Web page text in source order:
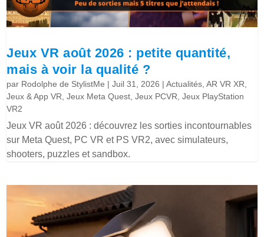
Jeux VR août 2026 : petite quantité,
mais à voir la qualité ?
par Rodolphe de StylistMe |Juil 31, 2026 |Actualités ,AR VR XR
Jeux & App VR ,Jeux Meta Quest ,Jeux PCVR ,Jeux PlayStation
VR2
Jeux VR août 2026 : découvrez les sorties incontournables
sur Meta Quest, PC VR et PS VR2, avec simulateurs,
shooters, puzzles et sandbox.